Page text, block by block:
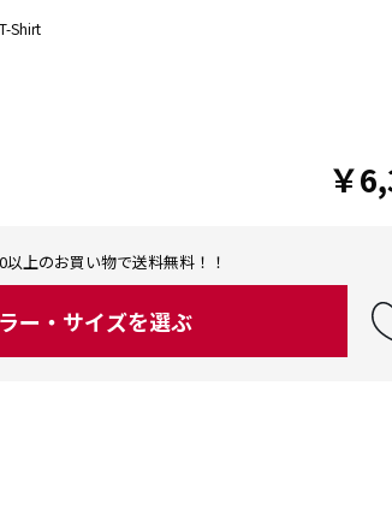
Shirt
￥
以上のお買い物で送料無料！！
ー・サイズを選ぶ